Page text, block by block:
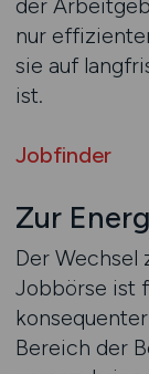
der
nur
sie auf
ist.
Jobfinder
Zur
Der Wechsel
Jobbörse ist
Bereich der